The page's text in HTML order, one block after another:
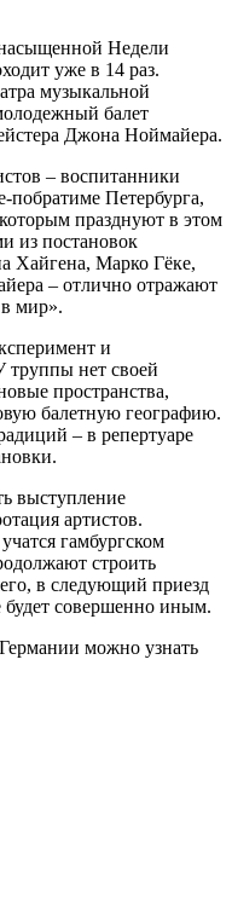
насыщенной Недели
уже в 14 раз.
музыкальной
балет
Джона Ноймайера.
– воспитанники
побратиме Петербурга,
празднуют в этом
из постановок
Хайгена, Марко Гёке,
– отлично отражают
мир».
и
труппы нет своей
пространства,
балетную географию.
– в репертуаре
выступление
артистов.
гамбургском
строить
в следующий приезд
совершенно иным.
можно узнать